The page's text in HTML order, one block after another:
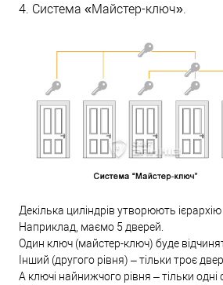
4. Система «Майстер-ключ».
Декілька циліндрів утворюють ієрархію
Наприклад, маємо 5 дверей.
Один ключ (майстер-ключ) буде
Інший (другого рівня) – тільки троє
А ключі найнижчого рівня – тільки одні